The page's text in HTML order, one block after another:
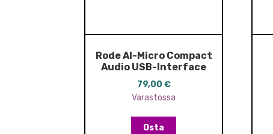
Rode AI-Micro Compact
Audio USB-Interface
79,00 €
Varastossa
Osta